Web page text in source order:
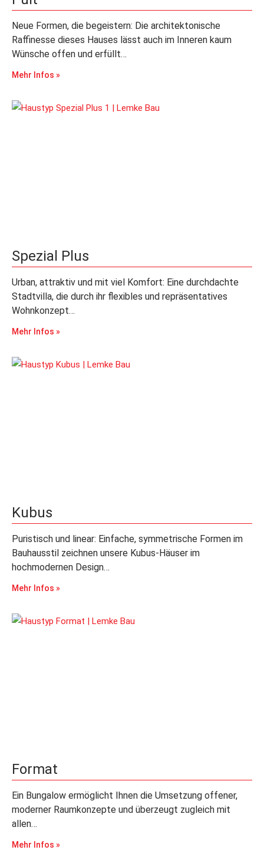
Neue Formen, die begeistern: Die architektonische
Raffinesse dieses Hauses lässt auch im Inneren kaum
Wünsche offen und erfüllt…
Mehr Infos »
Spezial Plus
Urban, attraktiv und mit viel Komfort: Eine durchdachte
Stadtvilla, die durch ihr flexibles und repräsentatives
Wohnkonzept…
Mehr Infos »
Kubus
Puristisch und linear: Einfache, symmetrische Formen im
Bauhausstil zeichnen unsere Kubus-Häuser im
hochmodernen Design…
Mehr Infos »
Format
Ein Bungalow ermöglicht Ihnen die Umsetzung offener,
moderner Raumkonzepte und überzeugt zugleich mit
allen…
Mehr Infos »